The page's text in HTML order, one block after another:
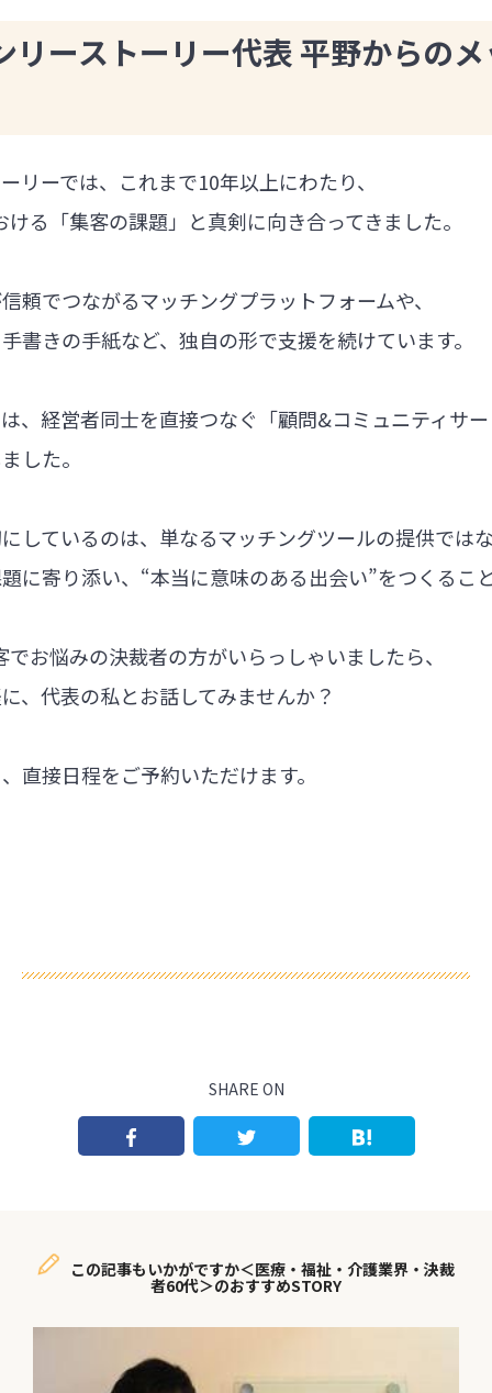
リーストーリー代表 平野からの
リーでは、これまで10年以上にわたり、
る「集客の課題」と真剣に向き合ってきました。
頼でつながるマッチングプラットフォームや、
書きの手紙など、独自の形で支援を続けています。
、経営者同士を直接つなぐ「顧問&コミュニティサ
した。
しているのは、単なるマッチングツールの提供では
に寄り添い、“本当に意味のある出会い”をつくるこ
お悩みの決裁者の方がいらっしゃいましたら、
、代表の私とお話してみませんか？
直接日程をご予約いただけます。
SHARE ON
この記事もいかがですか＜医療・福祉・介護業界・決裁
者60代＞のおすすめSTORY